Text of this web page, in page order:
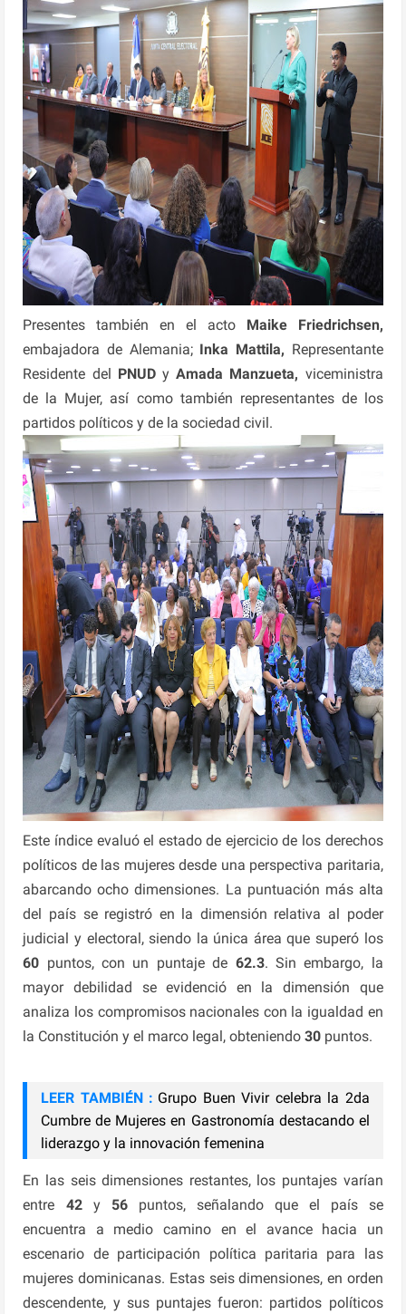
Presentes también en el acto Maike Friedrichsen,
embajadora de Alemania; Inka Mattila, Representante
Residente del PNUD yAmada Manzueta, viceministra
de la Mujer, así como también representantes de los
partidos políticos y de la sociedad civil.
Este índice evaluó el estado de ejercicio de los derechos
políticos de las mujeres desde una perspectiva paritaria,
abarcando ocho dimensiones. La puntuación más alta
del país se registró en la dimensión relativa al poder
judicial y electoral, siendo la única área que superó los
60 puntos, con un puntaje de 62.3. Sin embargo, la
mayor debilidad se evidenció en la dimensión que
analiza los compromisos nacionales con la igualdad en
la Constitución y el marco legal, obteniendo30 puntos.
LEER TAMBIÉN : Grupo Buen Vivir celebra la 2da
Cumbre de Mujeres en Gastronomía destacando el
liderazgo y la innovación femenina
En las seis dimensiones restantes, los puntajes varían
entre 42y 56puntos, señalando que el país se
encuentra a medio camino en el avance hacia un
escenario de participación política paritaria para las
mujeres dominicanas. Estas seis dimensiones, en orden
descendente, y sus puntajes fueron: partidos políticos